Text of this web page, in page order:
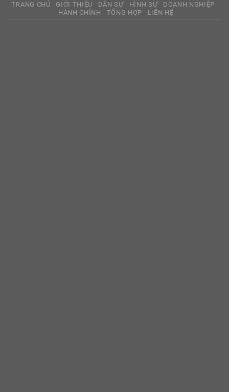
TRANG CHỦ GIỚI THIỆU DÂN SỰ HÌNH SỰ
DOANH NGHIỆP
HÀNH CHÍNH
TỔNG HỢP LIÊN HỆ